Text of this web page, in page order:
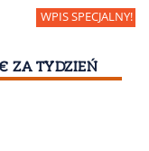
ZA TYDZIEŃ